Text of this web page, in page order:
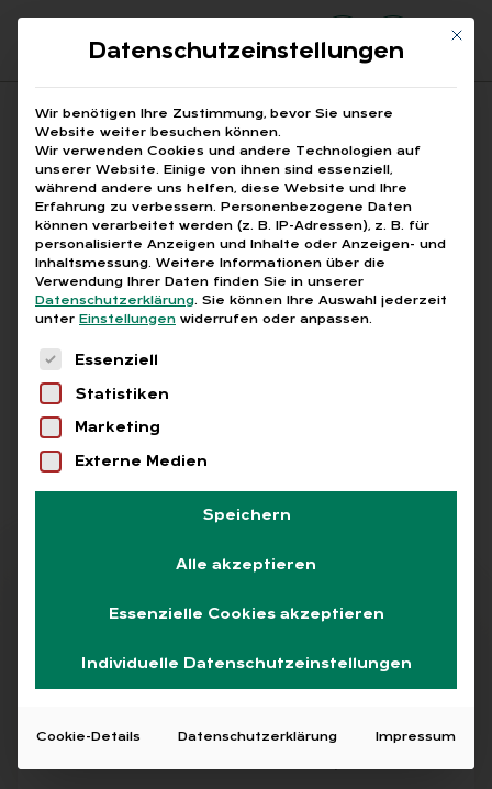
Suchfeld
Suchen
Breadcrumb-Navigation
STARTSEITE ARBEITSRECHT MINIJOBBER
Alle Bei­trä­ge mit dem
Schlag­wort „Ar­beits­
recht Mi­ni­job­ber“
Alle Free Abo L+G +
AUSGABE 7/2025
Mit
Datenschutzeinstellungen
Wir benötigen Ihre Zustimmung, bevor Sie unsere
Website weiter besuchen können.
Wir verwenden Cookies und andere Technologien auf
unserer Website. Einige von ihnen sind essenziell,
während andere uns helfen, diese Website und Ihre
Erfahrung zu verbessern. Personenbezogene Daten
können verarbeitet werden (z. B. IP-Adressen), z. B. für
personalisierte Anzeigen und Inhalte oder Anzeigen- und
Inhaltsmessung. Weitere Informationen über die
Verwendung Ihrer Daten finden Sie in unserer
Datenschutzerklärung. Sie können Ihre Auswahl jederzeit
unter Einstellungen widerrufen oder anpassen.
Es folgt eine Liste der Service-Gruppen, für
Essenziell
Statistiken
Marketing
Externe Medien
Speichern
Alle akzeptieren
Essenzielle Cookies akzeptieren
Individuelle Datenschutzeinstellungen
Cookie-Details Datenschutzerklärung Impressum